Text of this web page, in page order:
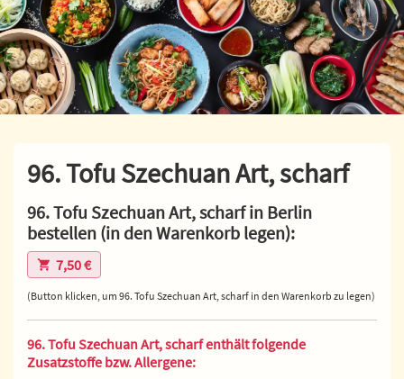
96. Tofu Szechuan Art, scharf
96. Tofu Szechuan Art, scharf in Berlin
bestellen (in den Warenkorb legen):
7,50 €
(Button klicken, um 96. Tofu Szechuan Art, scharf in den Warenkorb zu legen)
96. Tofu Szechuan Art, scharf enthält folgende
Zusatzstoffe bzw. Allergene: